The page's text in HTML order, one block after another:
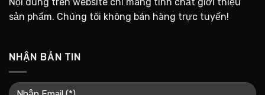
sản phẩm. Chúng tôi không bán hàng trực tuyến!
NHẬN BẢN TIN